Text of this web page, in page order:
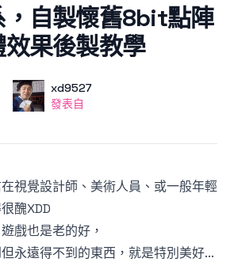
自製懷舊8bit點陣
效果後製教學
使用者
xd9527
發表自
發表自
視覺設計師、美術人員、或一般年輕
醜XDD
戲也是老的好，
永遠得不到的東西，就是特別美好...